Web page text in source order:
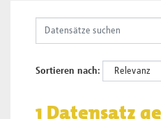
Sortieren nach
1 Datensatz